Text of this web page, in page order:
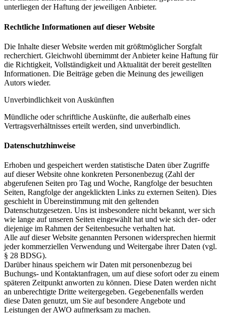
unterliegen der Haftung der jeweiligen Anbieter.
Rechtliche Informationen auf dieser Website
Die Inhalte dieser Website werden mit größtmöglicher Sorgfalt
recherchiert. Gleichwohl übernimmt der Anbieter keine Haftung für
die Richtigkeit, Vollständigkeit und Aktualität der bereit gestellten
Informationen. Die Beiträge geben die Meinung des jeweiligen
Autors wieder.
Unverbindlichkeit von Auskünften
Mündliche oder schriftliche Auskünfte, die außerhalb eines
Vertragsverhältnisses erteilt werden, sind unverbindlich.
Datenschutzhinweise
Erhoben und gespeichert werden statistische Daten über Zugriffe
auf dieser Website ohne konkreten Personenbezug (Zahl der
abgerufenen Seiten pro Tag und Woche, Rangfolge der besuchten
Seiten, Rangfolge der angeklickten Links zu externen Seiten). Dies
geschieht in Übereinstimmung mit den geltenden
Datenschutzgesetzen. Uns ist insbesondere nicht bekannt, wer sich
wie lange auf unseren Seiten eingewählt hat und wie sich der- oder
diejenige im Rahmen der Seitenbesuche verhalten hat.
Alle auf dieser Website genannten Personen widersprechen hiermit
jeder kommerziellen Verwendung und Weitergabe ihrer Daten (vgl.
§ 28 BDSG).
Darüber hinaus speichern wir Daten mit personenbezug bei
Buchungs- und Kontaktanfragen, um auf diese sofort oder zu einem
späteren Zeitpunkt anworten zu können. Diese Daten werden nicht
an unberechtigte Dritte weitergegeben. Gegebenenfalls werden
diese Daten genutzt, um Sie auf besondere Angebote und
Leistungen der AWO aufmerksam zu machen.